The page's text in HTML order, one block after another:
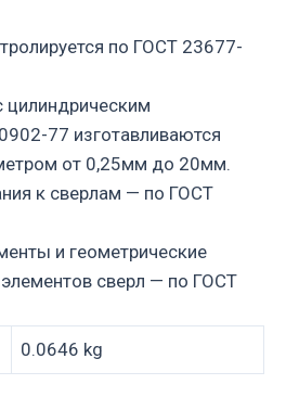
по ГОСТ 23677-
цилиндрическим
77 изготавливаются
от 0,25мм до 20мм.
к сверлам — по ГОСТ
и геометрические
сверл — по ГОСТ
0.0646 kg